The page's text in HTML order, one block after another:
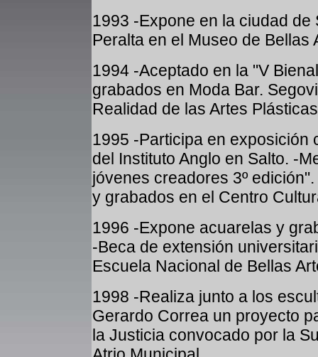
1993 -Expone en la ciudad
Peralta en el Museo de Bellas
1994 -Aceptado en la "V
grabados en Moda Bar.
Realidad de las Artes
1995 -Participa en exposición
del Instituto Anglo en Salto. -
jóvenes creadores 3º
y grabados en el Centro
1996 -Expone acuarelas y
-Beca de extensión
Escuela Nacional de Bellas
1998 -Realiza junto a los
Gerardo Correa un proyecto
la Justicia convocado por la